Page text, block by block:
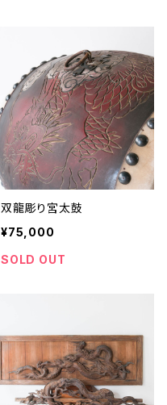
双龍彫り宮太鼓
¥75,000
SOLD OUT